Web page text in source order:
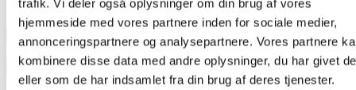
trafik. Vi deler også oplysninger om din brug af vores
hjemmeside med vores partnere inden for sociale medier,
annonceringspartnere og analysepartnere. Vores partnere
kombinere disse data med andre oplysninger, du har givet
eller som de har indsamlet fra din brug af deres tjenester.
Erhverv
CVR-Nummer
Postnummer *